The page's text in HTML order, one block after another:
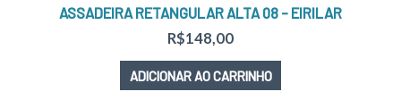
ASSADEIRA RETANGULAR ALTA 08 – EIRILAR
R$148,00
ADICIONAR AO CARRINHO